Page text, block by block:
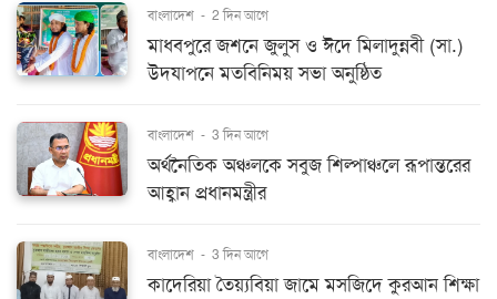
বাংলাদেশ - 2 দিন আগে
মাধবপুরে জশনে জুলুস ও ঈদে মিলাদুন্নবী (সা.)
উদযাপনে মতবিনিময় সভা অনুষ্ঠিত
বাংলাদেশ - 3 দিন আগে
অর্থনৈতিক অঞ্চলকে সবুজ শিল্পাঞ্চলে রূপান্তরের
আহ্বান প্রধানমন্ত্রীর
বাংলাদেশ - 3 দিন আগে
কাদেরিয়া তৈয়্যবিয়া জামে মসজিদে কুরআন শিক্ষা